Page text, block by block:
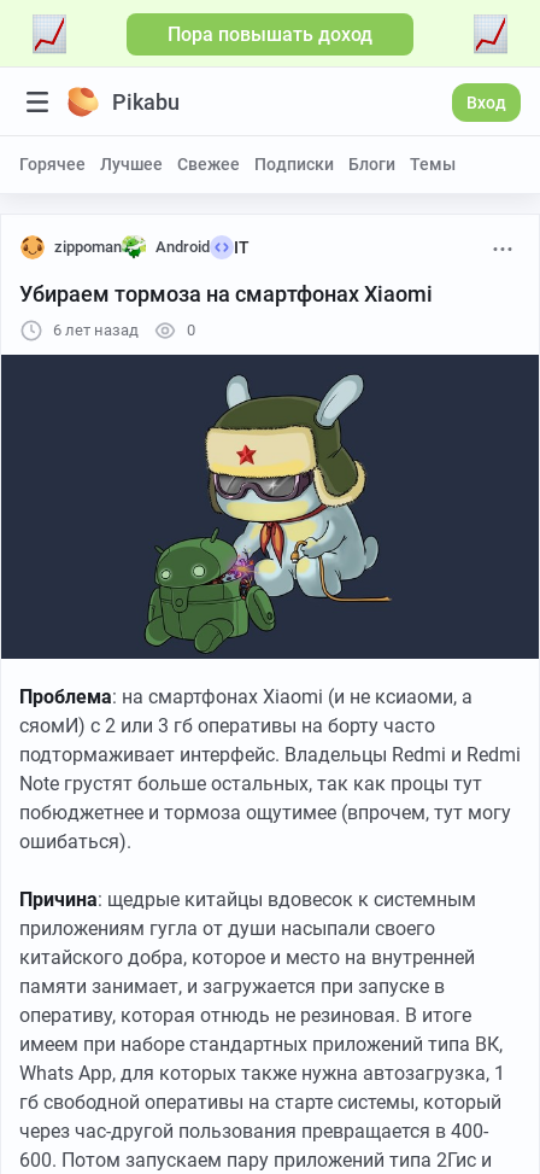
Пора повышать доход
Pikabu Вход
Горячее Лучшее Свежее Подписки Блоги Темы
zippoman Android IT
Убираем тормоза на смартфонах Xiaomi
6 лет назад 0
Проблема: на смартфонах Xiaomi (и не ксиаоми, а
сяомИ) с 2 или 3 гб оперативы на борту часто
подтормаживает интерфейс. Владельцы Redmi и Redmi
Note грустят больше остальных, так как процы тут
побюджетнее и тормоза ощутимее (впрочем, тут могу
ошибаться).
Причина: щедрые китайцы вдовесок к системным
приложениям гугла от души насыпали своего
китайского добра, которое и место на внутренней
памяти занимает, и загружается при запуске в
оперативу, которая отнюдь не резиновая. В итоге
имеем при наборе стандартных приложений типа ВК,
Whats App, для которых также нужна автозагрузка, 1
гб свободной оперативы на старте системы, который
через час-другой пользования превращается в 400-
600. Потом запускаем пару приложений типа 2Гис и